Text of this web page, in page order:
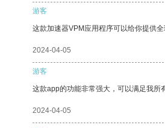
游客
这款加速器VPM应用程序可以给你提供全
2024-04-05
游客
这款app的功能非常强大，可以满足我所
2024-04-05